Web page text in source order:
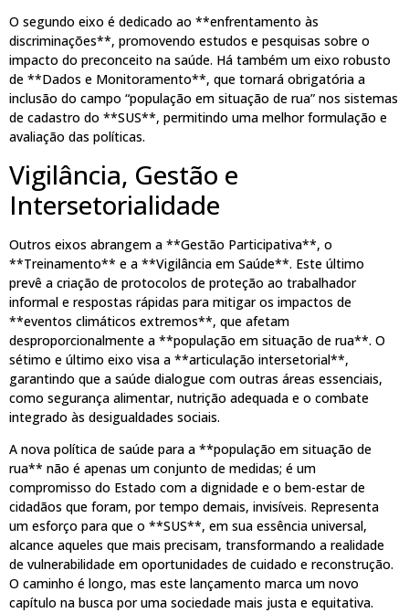
O segundo eixo é dedicado ao **enfrentamento às
discriminações**, promovendo estudos e pesquisas sobre o
impacto do preconceito na saúde. Há também um eixo robusto
de **Dados e Monitoramento**, que tornará obrigatória a
inclusão do campo “população em situação de rua” nos sistemas
de cadastro do **SUS**, permitindo uma melhor formulação e
avaliação das políticas.
Vigilância, Gestão e
Intersetorialidade
Outros eixos abrangem a **Gestão Participativa**, o
**Treinamento** e a **Vigilância em Saúde**. Este último
prevê a criação de protocolos de proteção ao trabalhador
informal e respostas rápidas para mitigar os impactos de
**eventos climáticos extremos**, que afetam
desproporcionalmente a **população em situação de rua**. O
sétimo e último eixo visa a **articulação intersetorial**,
garantindo que a saúde dialogue com outras áreas essenciais,
como segurança alimentar, nutrição adequada e o combate
integrado às desigualdades sociais.
A nova política de saúde para a **população em situação de
rua** não é apenas um conjunto de medidas; é um
compromisso do Estado com a dignidade e o bem-estar de
cidadãos que foram, por tempo demais, invisíveis. Representa
um esforço para que o **SUS**, em sua essência universal,
alcance aqueles que mais precisam, transformando a realidade
de vulnerabilidade em oportunidades de cuidado e reconstrução.
O caminho é longo, mas este lançamento marca um novo
capítulo na busca por uma sociedade mais justa e equitativa.